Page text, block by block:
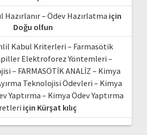
Hazırlanır – Ödev Hazırlatma için
Doğu olfun
Kabul Kriterleri – Farmasötik
Elektroforez Yöntemleri –
– FARMASÖTİK ANALİZ – Kimya
Teknolojisi Ödevleri – Kimya
Yaptırma – Kimya Ödev Yaptırma
için Kürşat kılıç